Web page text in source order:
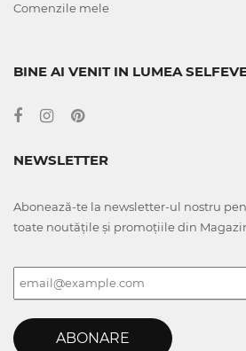
Comenzile mele
BINE AI VENIT IN LUMEA
NEWSLETTER
Abonează-te la newsletter-ul nostru
toate noutățile și promoțiile din
ABONARE